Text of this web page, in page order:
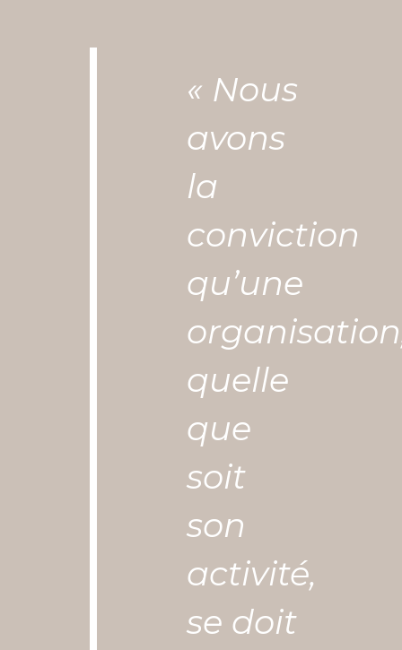
« Nous
avons
la
conviction
qu’une
quelle
que
soit
son
activité,
se doit